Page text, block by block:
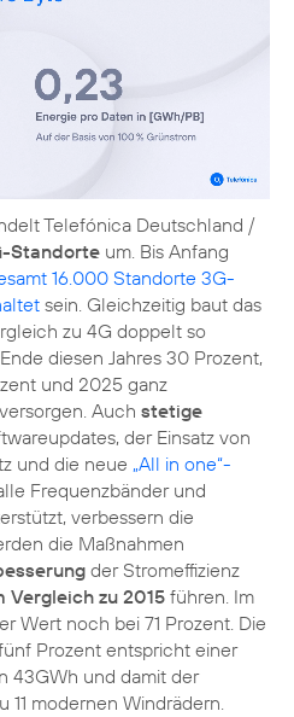
Telefónica Deutschland /
Standorte um. Bis Anfang
16.000 Standorte 3G-
sein. Gleichzeitig baut das
zu 4G doppelt so
diesen Jahres 30 Prozent,
und 2025 ganz
Auch stetige
der Einsatz von
und die neue „All in one“-
Frequenzbänder und
verbessern die
die Maßnahmen
der Stromeffizienz
Vergleich zu 2015 führen. Im
Wert noch bei 71 Prozent. Die
Prozent entspricht einer
43GWh und damit der
11 modernen Windrädern.